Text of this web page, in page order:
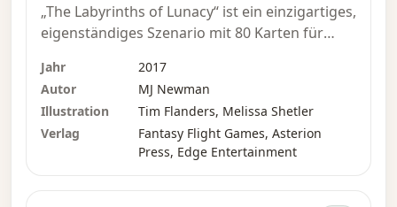
„The Labyrinths of Lunacy“ ist ein einzigartiges,
eigenständiges Szenario mit 80 Karten für
deine Mitermittler seid die Gefangenen eines
mysteriösen Drahtziehers – eingesperrt in
einem schrecklichen Verlies und gezwungen,
eine Reihe von abgedrehten Rätseln zu lösen,
um den Weg in die Freiheit zu finden. Dieses
Jahr
2017
Autor
MJ Newman
Illustration
Tim Flanders, Melissa Shetler
Verlag
Fantasy Flight Games, Asterion
Press, Edge Entertainment